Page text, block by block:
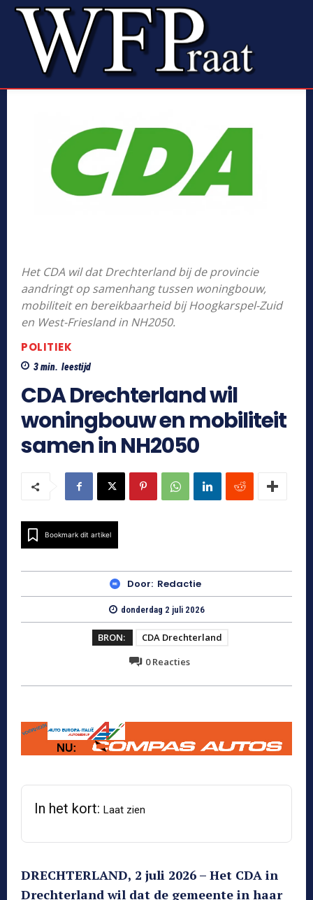
Het CDA wil dat Drechterland bij de provincie
aandringt op samenhang tussen woningbouw,
mobiliteit en bereikbaarheid bij Hoogkarspel-Zuid
en West-Friesland in NH2050.
POLITIEK
3min. leestijd
CDA Drechterland wil
woningbouw en mobiliteit
samen in NH2050
Bookmark dit artikel
Door: Redactie
donderdag 2 juli 2026
BRON:
CDA Drechterland
0Reacties
In het kort: Laat zien
DRECHTERLAND, 2 juli 2026 – Het CDA in
Drechterland wil dat de gemeente in haar